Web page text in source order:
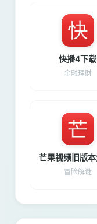
快播4下载
金融理财
冒险解谜